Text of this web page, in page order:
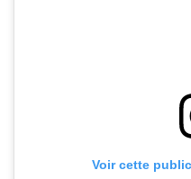
Voir cette